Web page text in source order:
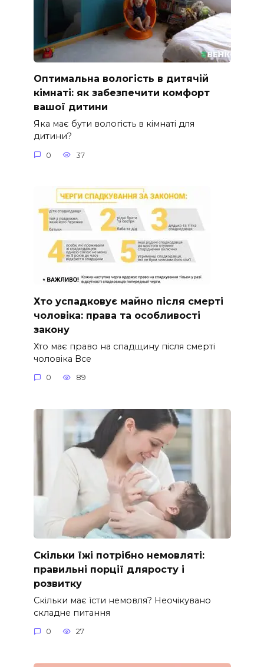
Оптимальна вологість в дитячій
кімнаті: як забезпечити комфорт
вашої дитини
Яка має бути вологість в кімнаті для
дитини?
0 37
Хто успадковує майно після смерті
чоловіка: права та особливості
закону
Хто має право на спадщину після смерті
чоловіка Все
0 89
Скільки їжі потрібно немовляті:
правильні порції дляросту і
розвитку
Скільки має їсти немовля? Неочікувано
складне питання
0 27